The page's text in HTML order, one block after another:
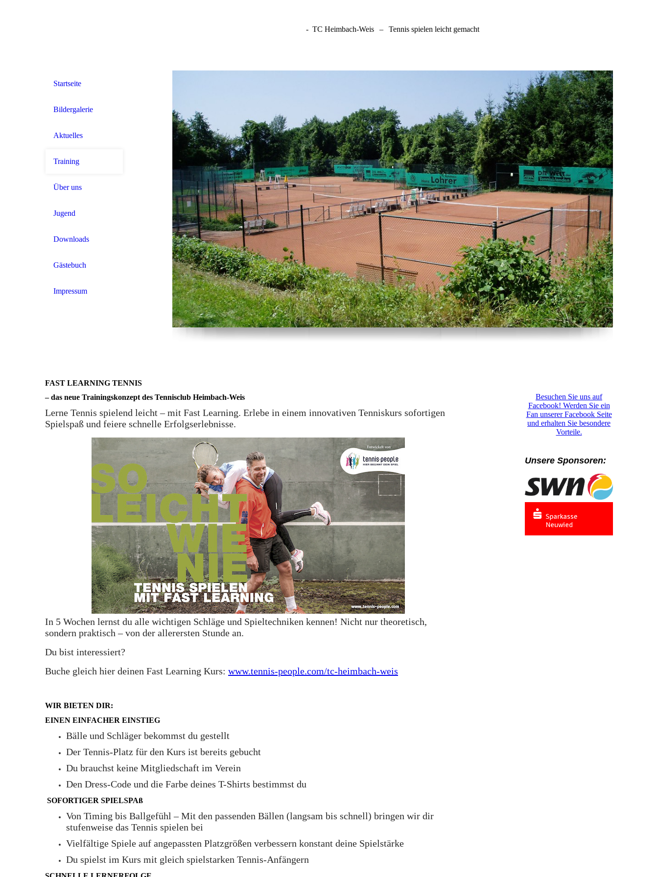
- TC Heimbach-Weis – Tennis spielen leicht gemacht
Startseite
Bildergalerie
Aktuelles
Training
Über uns
Jugend
Downloads
Gästebuch
Impressum
FAST LEARNING TENNIS
– das neue Trainingskonzept des Tennisclub Heimbach-Weis
Lerne Tennis spielend leicht – mit Fast Learning. Erlebe in einem innovativen Tenniskurs sofortigen
Spielspaß und feiere schnelle Erfolgserlebnisse.
In 5 Wochen lernst du alle wichtigen Schläge und Spieltechniken kennen! Nicht nur theoretisch,
sondern praktisch – von der allerersten Stunde an.
Du bist interessiert?
Buche gleich hier deinen Fast Learning Kurs: www.tennis-people.com/tc-heimbach-weis
WIR BIETEN DIR:
EINEN EINFACHER EINSTIEG
Bälle und Schläger bekommst du gestellt
Der Tennis-Platz für den Kurs ist bereits gebucht
Du brauchst keine Mitgliedschaft im Verein
Den Dress-Code und die Farbe deines T-Shirts bestimmst du
SOFORTIGER SPIELSPAß
Von Timing bis Ballgefühl – Mit den passenden Bällen (langsam bis schnell) bringen wir dir
stufenweise das Tennis spielen bei
Vielfältige Spiele auf angepassten Platzgrößen verbessern konstant deine Spielstärke
Du spielst im Kurs mit gleich spielstarken Tennis-Anfängern
Besuchen Sie uns auf
Facebook! Werden Sie ein
Fan unserer Facebook Seite
und erhalten Sie besondere
Vorteile.
Unsere Sponsoren: